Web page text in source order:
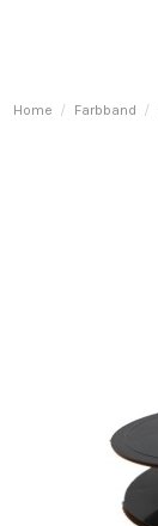
Home Farbband